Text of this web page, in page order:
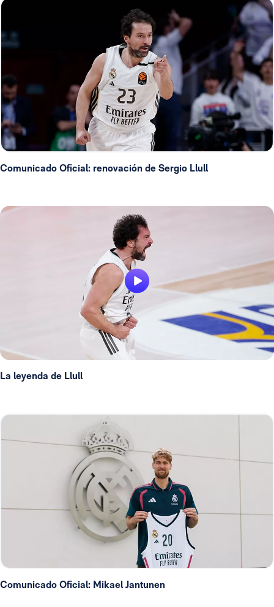
Comunicado Oficial: renovación de Sergio Llull
La leyenda de Llull
Comunicado Oficial: Mikael Jantunen